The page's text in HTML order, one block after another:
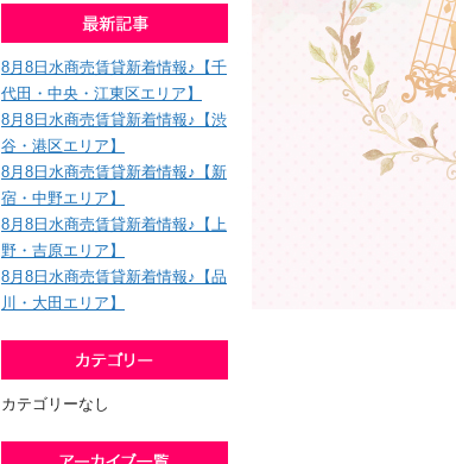
8月8日水商売賃貸新着情報♪【千
代田・中央・江東区エリア】
8月8日水商売賃貸新着情報♪【渋
谷・港区エリア】
8月8日水商売賃貸新着情報♪【新
宿・中野エリア】
8月8日水商売賃貸新着情報♪【上
野・吉原エリア】
8月8日水商売賃貸新着情報♪【品
川・大田エリア】
カテゴリーなし